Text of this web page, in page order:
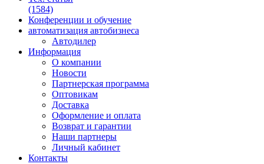
(1584)
Конференции и обучение
автоматизация автобизнеса
Автодилер
Информация
О компании
Новости
Партнерская программа
Оптовикам
Доставка
Оформление и оплата
Возврат и гарантии
Наши партнеры
Личный кабинет
Контакты